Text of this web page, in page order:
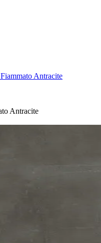
Antracite
Antracite